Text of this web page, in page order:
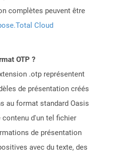
complètes peuvent être
Cloud
OTP ?
.otp représentent
de présentation créés
au format standard Oasis
contenu d'un tel fichier
de présentation
avec du texte, des